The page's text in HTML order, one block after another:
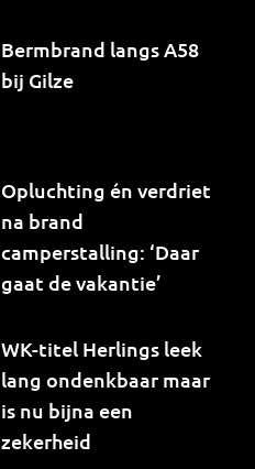
Bermbrand langs A58
bij Gilze
Opluchting én verdriet
na brand
camperstalling: ‘Daar
gaat de vakantie’
WK-titel Herlings leek
lang ondenkbaar maar
is nu bijna een
zekerheid